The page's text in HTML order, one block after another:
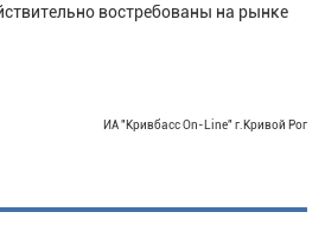
востребованы на рынке
ИА "Кривбасс On-Line" г.Кривой Рог